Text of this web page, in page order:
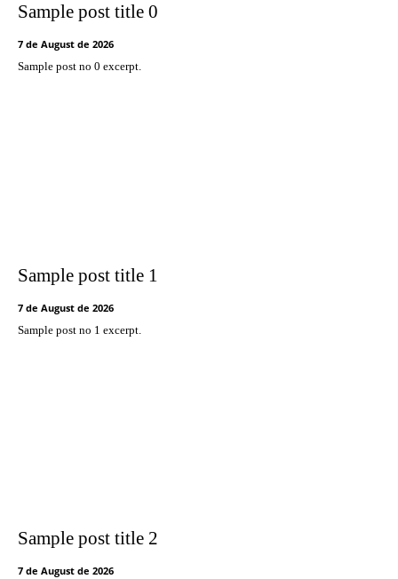
Sample post title 0
7 de August de 2026
Sample post no 0 excerpt.
Sample post title 1
7 de August de 2026
Sample post no 1 excerpt.
Sample post title 2
7 de August de 2026